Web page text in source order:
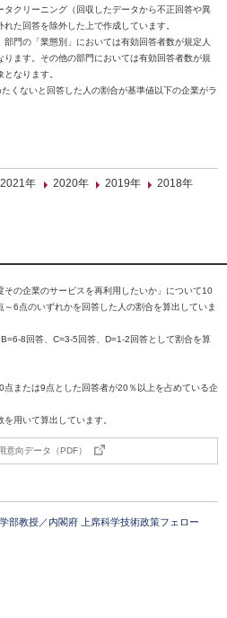
クリーニング（回収したデータから不正回答や異
た回答を除外した上で作成しています。
門の「業態別」においては有効回答者数が規定人
ます。その他の部門においては有効回答者数が規
なります。
くないと回答した人の割合が基準値以下の企業がラ
2021年 2020年 2019年
2018年
の企業のサービスを再利用したいか」について10
6点のいずれかを回答した人の割合を算出していま
8回答、C=3-5回答、D=1-2回答として割合を算
または9点とした回答者が20％以上を占めている企
用いて算出しています。
意向データ（PDF）
部教授／内閣府 上席科学技術政策フェロー